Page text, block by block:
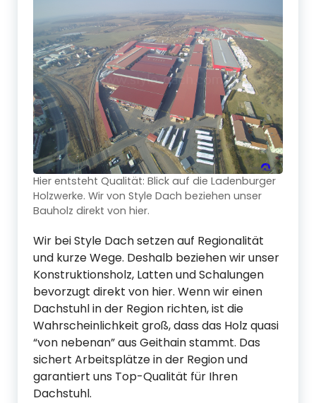
Hier entsteht Qualität: Blick auf die Ladenburger
Holzwerke. Wir von Style Dach beziehen unser
Bauholz direkt von hier.
Wir bei Style Dach setzen auf Regionalität
und kurze Wege. Deshalb beziehen wir unser
Konstruktionsholz, Latten und Schalungen
bevorzugt direkt von hier. Wenn wir einen
Dachstuhl in der Region richten, ist die
Wahrscheinlichkeit groß, dass das Holz quasi
“von nebenan” aus Geithain stammt. Das
sichert Arbeitsplätze in der Region und
garantiert uns Top-Qualität für Ihren
Dachstuhl.